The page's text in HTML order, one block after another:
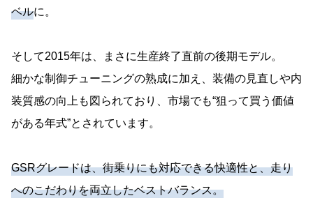
ベルに。
そして2015年は、まさに生産終了直前の後期モデル。
細かな制御チューニングの熟成に加え、装備の見直しや内
装質感の向上も図られており、市場でも“狙って買う価値
がある年式”とされています。
GSRグレードは、街乗りにも対応できる快適性と、走り
へのこだわりを両立したベストバランス。